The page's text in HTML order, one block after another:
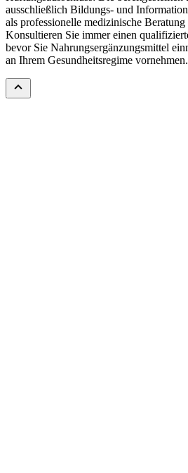
ausschließlich Bildungs- und
als professionelle medizinische Beratung
Konsultieren Sie immer einen
bevor Sie Nahrungsergänzungsmittel
an Ihrem Gesundheitsregime vornehmen.